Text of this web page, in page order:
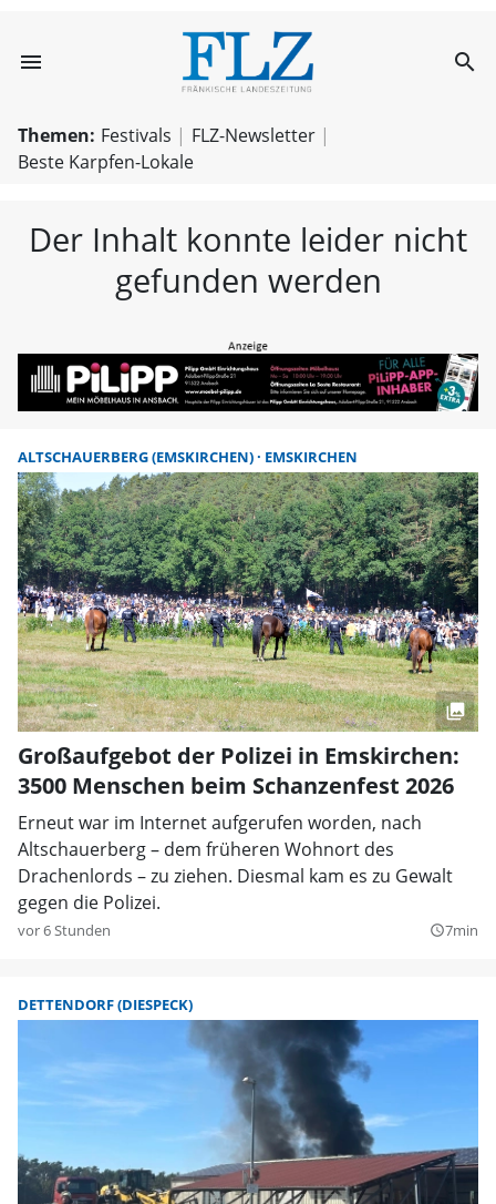
menu FLZ – search
Themen: Festivals
FLZ-Newsletter
Beste Karpfen-Lokale
Der Inhalt konnte leider nicht
gefunden werden
ALTSCHAUERBERG (EMSKIRCHEN) EMSKIRCHEN
Großaufgebot der Polizei in Emskirchen:
3500 Menschen beim Schanzenfest 2026
Erneut war im Internet aufgerufen worden, nach
Altschauerberg – dem früheren Wohnort des
Drachenlords – zu ziehen. Diesmal kam es zu Gewalt
gegen die Polizei.
vor 6 Stunden query_builder7min
DETTENDORF (DIESPECK)